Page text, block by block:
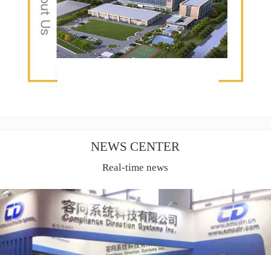
NEWS CENTER
Real-time news